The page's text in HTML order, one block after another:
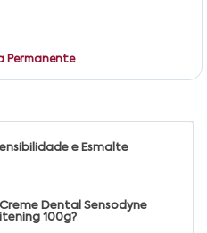
Permanente
e Esmalte
Dental Sensodyne
100g?